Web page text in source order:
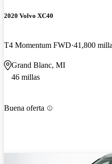
2020 Volvo XC40
T4 Momentum FWD 41,800
Grand Blanc, MI
46 millas
Buena oferta